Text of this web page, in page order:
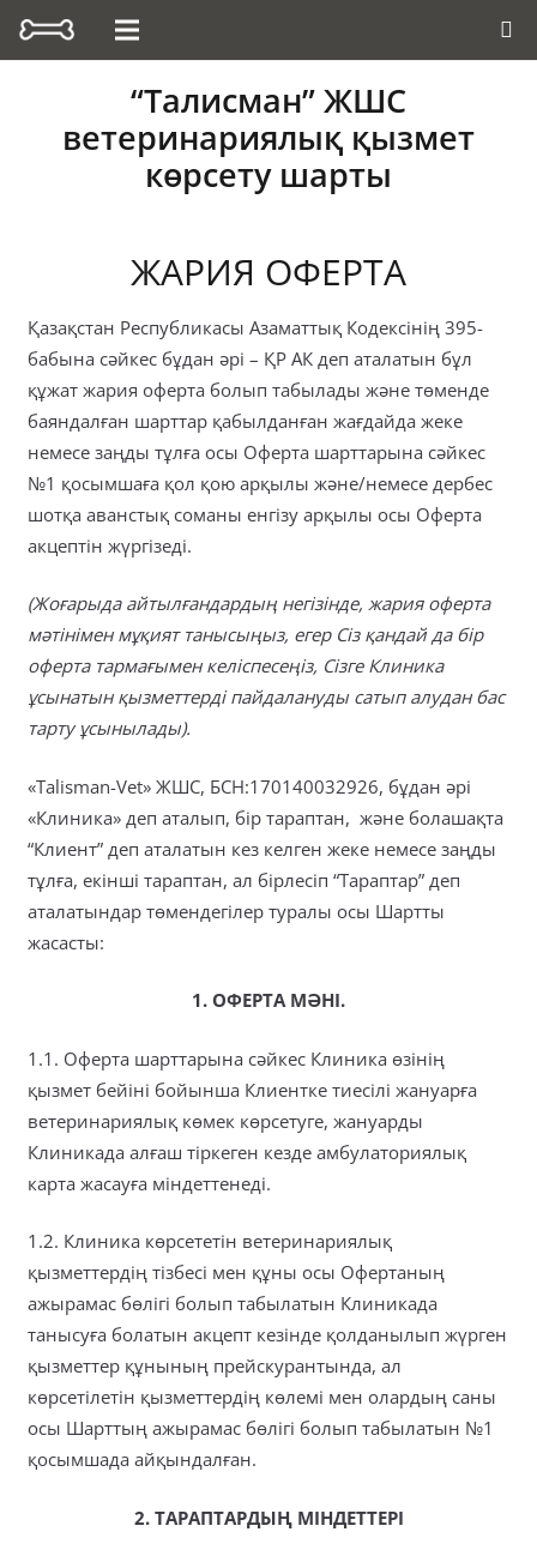
“Талисман” ЖШС
ветеринариялық қызмет
көрсету шарты
ЖАРИЯ ОФЕРТА
Қазақстан Республикасы Азаматтық Кодексінің 395-
бабына сәйкес бұдан әрі – ҚР АК деп аталатын бұл
құжат жария оферта болып табылады және төменде
баяндалған шарттар қабылданған жағдайда жеке
немесе заңды тұлға осы Оферта шарттарына сәйкес
№1 қосымшаға қол қою арқылы және/немесе дербес
шотқа аванстық соманы енгізу арқылы осы Оферта
акцептін жүргізеді.
(Жоғарыда айтылғандардың негізінде, жария оферта
мәтінімен мұқият танысыңыз, егер Сіз қандай да бір
оферта тармағымен келіспесеңіз, Сізге Клиника
ұсынатын қызметтерді пайдалануды сатып алудан бас
тарту ұсынылады).
«Talisman-Vet» ЖШС, БСН:170140032926, бұдан әрі
«Клиника» деп аталып, бір тараптан, және болашақта
“Клиент” деп аталатын кез келген жеке немесе заңды
тұлға, екінші тараптан, ал бірлесіп “Тараптар” деп
аталатындар төмендегілер туралы осы Шартты
жасасты:
1. ОФЕРТА МӘНІ.
1.1. Оферта шарттарына сәйкес Клиника өзінің
қызмет бейіні бойынша Клиентке тиесілі жануарға
ветеринариялық көмек көрсетуге, жануарды
Клиникада алғаш тіркеген кезде амбулаториялық
карта жасауға міндеттенеді.
1.2. Клиника көрсететін ветеринариялық
қызметтердің тізбесі мен құны осы Офертаның
ажырамас бөлігі болып табылатын Клиникада
танысуға болатын акцепт кезінде қолданылып жүрген
қызметтер құнының прейскурантында, ал
көрсетілетін қызметтердің көлемі мен олардың саны
осы Шарттың ажырамас бөлігі болып табылатын №1
қосымшада айқындалған.
2. ТАРАПТАРДЫҢ МІНДЕТТЕРІ